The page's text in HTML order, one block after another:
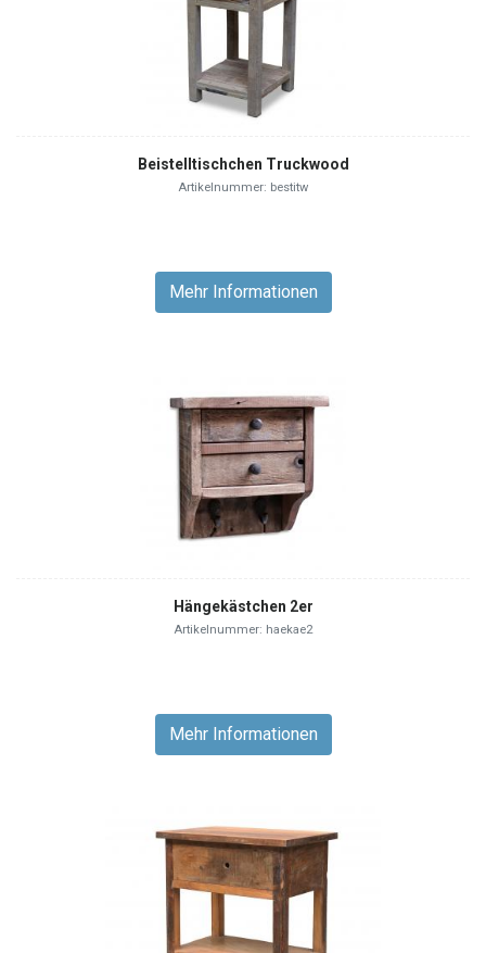
Beistelltischchen Truckwood
Artikelnummer: bestitw
Mehr Informationen
Hängekästchen 2er
Artikelnummer: haekae2
Mehr Informationen